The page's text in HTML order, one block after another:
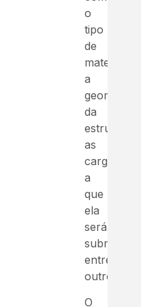
o
tipo
de
material,
a
geometria
da
estrutura,
as
cargas
a
que
ela
será
submetida,
entre
outros.
O